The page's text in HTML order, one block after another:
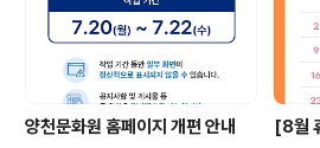
양천문화원 홈페이지 개편 안내 [8월